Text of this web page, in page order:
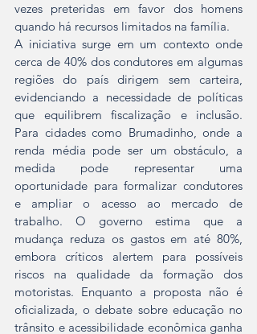
vezes preteridas em favor dos homens
quando há recursos limitados na família.
A iniciativa surge em um contexto onde
cerca de 40% dos condutores em algumas
regiões do país dirigem sem carteira,
evidenciando a necessidade de políticas
que equilibrem fiscalização e inclusão.
Para cidades como Brumadinho, onde a
renda média pode ser um obstáculo, a
medida pode representar uma
oportunidade para formalizar condutores
e ampliar o acesso ao mercado de
trabalho. O governo estima que a
mudança reduza os gastos em até 80%,
embora críticos alertem para possíveis
riscos na qualidade da formação dos
motoristas. Enquanto a proposta não é
oficializada, o debate sobre educação no
trânsito e acessibilidade econômica ganha